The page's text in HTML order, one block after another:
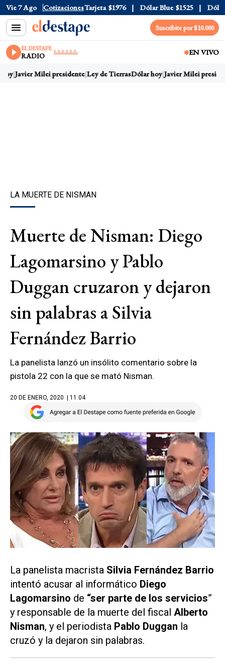
Vie 7 Ago Cotizaciones
$1520 Dólar Tarjeta $1976 Dólar Blue $1525 Dólar
Suscribite por $10.000
EL DESTAPE
RADIO EN VIVO
Javier Milei presidente Ley de TierrasDólar hoy Javier Milei
LA MUERTE DE NISMAN
Muerte de Nisman: Diego
Lagomarsino y Pablo
Duggan cruzaron y dejaron
sin palabras a Silvia
Fernández Barrio
La panelista lanzó un insólito comentario sobre la
pistola 22 con la que se mató Nisman.
20 DE ENERO, 2020 | 11.04
La panelista macrista Silvia Fernández Barrio
intentó acusar al informático Diego
Lagomarsino de “ser parte de los servicios”
y responsable de la muerte del fiscal Alberto
Nisman, y el periodista Pablo Duggan la
cruzó y la dejaron sin palabras.